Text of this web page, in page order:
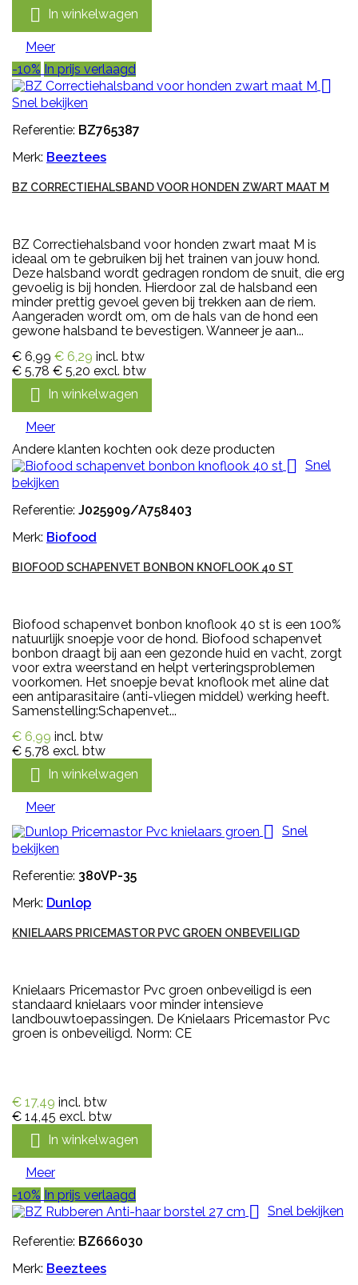
 In winkelwagen
Meer
-10% In prijs verlaagd

Snel bekijken
Referentie: BZ765387
Merk: Beeztees
BZ CORRECTIEHALSBAND VOOR HONDEN ZWART MAAT M
BZ Correctiehalsband voor honden zwart maat M is
ideaal om te gebruiken bij het trainen van jouw hond.
Deze halsband wordt gedragen rondom de snuit, die erg
gevoelig is bij honden. Hierdoor zal de halsband een
minder prettig gevoel geven bij trekken aan de riem.
Aangeraden wordt om, om de hals van de hond een
gewone halsband te bevestigen. Wanneer je aan...
€ 6,99 € 6,29 incl. btw
€ 5,78 € 5,20 excl. btw
 In winkelwagen
Meer
Andere klanten kochten ook deze producten
 Snel
bekijken
Referentie: J025909/A758403
Merk: Biofood
BIOFOOD SCHAPENVET BONBON KNOFLOOK 40 ST
Biofood schapenvet bonbon knoflook 40 st is een 100%
natuurlijk snoepje voor de hond. Biofood schapenvet
bonbon draagt bij aan een gezonde huid en vacht, zorgt
voor extra weerstand en helpt verteringsproblemen
voorkomen. Het snoepje bevat knoflook met aline dat
een antiparasitaire (anti-vliegen middel) werking heeft.
Samenstelling:Schapenvet...
€ 6,99 incl. btw
€ 5,78 excl. btw
 In winkelwagen
Meer
 Snel
bekijken
Referentie: 380VP-35
Merk: Dunlop
KNIELAARS PRICEMASTOR PVC GROEN ONBEVEILIGD
Knielaars Pricemastor Pvc groen onbeveiligd is een
standaard knielaars voor minder intensieve
landbouwtoepassingen. De Knielaars Pricemastor Pvc
groen is onbeveiligd. Norm: CE
€ 17,49 incl. btw
€ 14,45 excl. btw
 In winkelwagen
Meer
-10% In prijs verlaagd
 Snel bekijken
Referentie: BZ666030
Merk: Beeztees